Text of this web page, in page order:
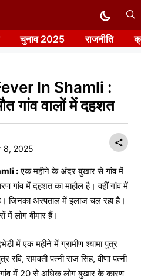
चुनाव 2025 राजनीति
In Shamli :
गांव वालों में दहशत
8, 2025
:एक महीने के अंदर बुखार से गांव में
गांव में दहशत का माहौल है। वहीं गांव में
जिनका अस्पताल में इलाज चल रहा है।
लोग बीमार हैं।
में एक महीने में ग्रामीण श्यामा पुत्र
रामवती पत्नी राज सिंह, वीणा पत्नी
में 20 से अधिक लोग बुखार के कारण